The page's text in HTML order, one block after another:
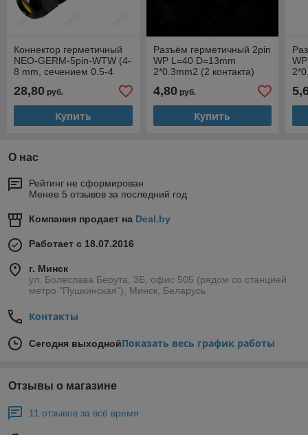
Коннектор герметичный
NEO-GERM-5pin-WTW (4-
8 mm, сечением 0.5-4
mm2) IP68 (5 контактов)
28,80 руб.
Купить
Разъём герметичный 2pin
WP L=40 D=13mm
2*0.3mm2 (2 контакта)
4,80руб.
Купить
О нас
Рейтинг не сформирован
Менее 5 отзывов за последний год
Компания продает на Deal.by
Работает с 18.07.2016
г. Минск
ул. Болеслава Берута, 3Б, офис 505 (рядом со станцией
метро "Пушкинская"), Минск, Беларусь
Контакты
Сегодня выходнойПоказать весь график работы
Отзывы о магазине
11 отзывов за всё время